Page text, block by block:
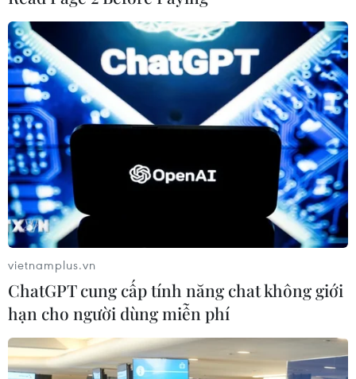
Thổ Nhĩ Kỳ muốn thu hút nhiều sinh viên
Việt Nam sang du học
17/07/2014 09:13
Với nhiều chính sách giáo dục, các trường đại học của
Thổ Nhĩ Kỳ mong muốn thu hút ngày càng nhiều sinh
viên Việt Nam sang theo học tại đây.
vietnamplus.vn
ChatGPT cung cấp tính năng chat không giới
hạn cho người dùng miễn phí